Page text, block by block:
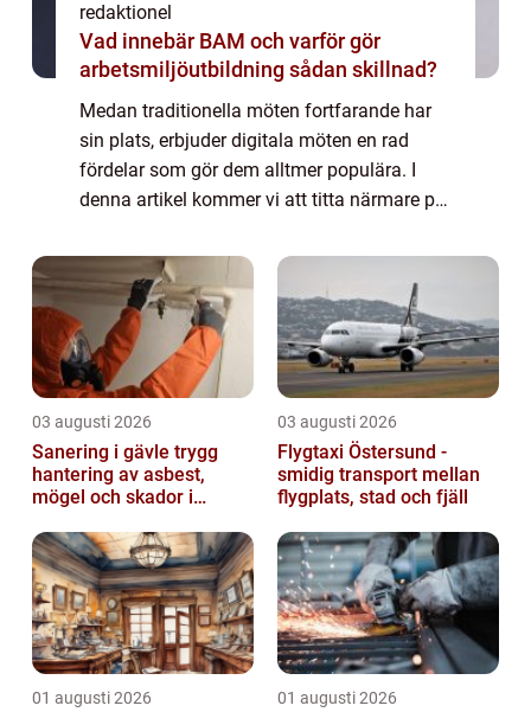
redaktionel
Vad innebär BAM och varför gör
arbetsmiljöutbildning sådan skillnad?
Medan traditionella möten fortfarande har
sin plats, erbjuder digitala möten en rad
fördelar som gör dem alltmer populära. I
denna artikel kommer vi att titta närmare på
finns, deras kvantitativa mätningar...
03 augusti 2026
Sanering i gävle trygg
hantering av asbest,
mögel och skador i
03 augusti 2026
Flygtaxi Östersund -
smidig transport mellan
flygplats, stad och fjäll
01 augusti 2026 01 augusti 2026